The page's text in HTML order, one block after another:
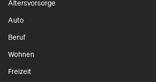
Altersvorsorge
Auto
Beruf
Wohnen
Freizeit